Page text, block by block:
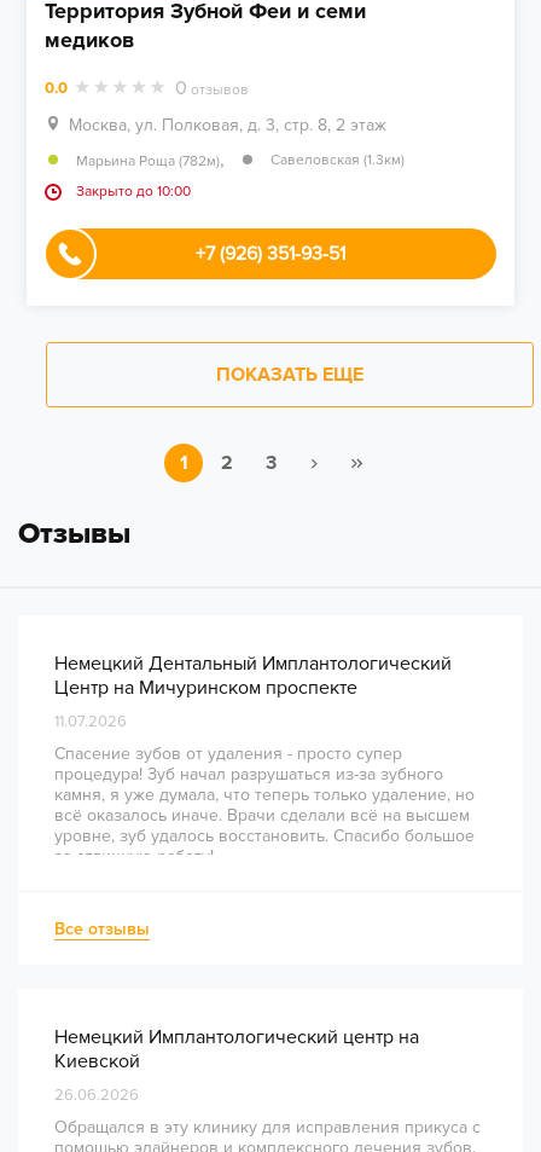
Территория Зубной Феи и семи
медиков
0.0 0 отзывов
Москва, ул. Полковая, д. 3, стр. 8, 2 этаж
Марьина Роща (782м),
Савеловская (1.3км)
Закрыто до 10:00
+7 (926) 351-93-51
ПОКАЗАТЬ ЕЩЕ
1 2 3
Отзывы
Немецкий Дентальный Имплантологический
Центр на Мичуринском проспекте
11.07.2026
Спасение зубов от удаления - просто супер
процедура! Зуб начал разрушаться из-за зубного
камня, я уже думала, что теперь только удаление, но
всё оказалось иначе. Врачи сделали всё на высшем
уровне, зуб удалось восстановить. Спасибо большое
за отличную работу!
Все отзывы
Немецкий Имплантологический центр на
Киевской
26.06.2026
Обращался в эту клинику для исправления прикуса с
помощью элайнеров и комплексного лечения зубов.